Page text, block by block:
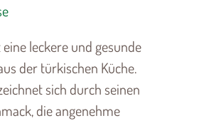
eine leckere und gesunde
der türkischen Küche.
sich durch seinen
die angenehme